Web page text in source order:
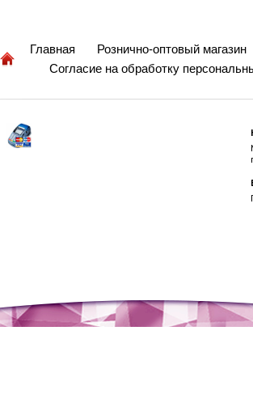
Главная Рознично-оптовый магазин
Согласие на обработку